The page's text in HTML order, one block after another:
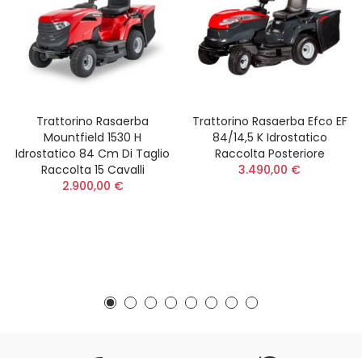
Trattorino Rasaerba
Mountfield 1530 H
Idrostatico 84 Cm Di Taglio
Raccolta 15 Cavalli
2.900,00 €
Trattorino Rasaerba Efco EF
84/14,5 K Idrostatico
Raccolta Posteriore
3.490,00 €